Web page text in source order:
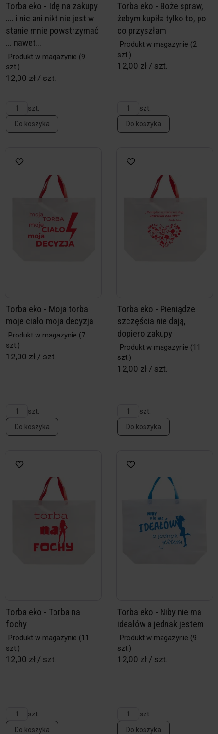
Torba eko - Idę na zakupy
.... i nic ani nikt nie jest w
stanie mnie powstrzymać
... nawet...
Produkt w magazynie (9
szt.)
12,00 zł / szt.
szt.
Do koszyka
Torba eko - Boże spraw,
żebym kupiła tylko to, po
co przyszłam
Produkt w magazynie (2
szt.)
12,00 zł / szt.
szt.
Do koszyka
Torba eko - Moja torba
moje ciało moja decyzja
Produkt w magazynie (7
szt.)
12,00 zł / szt.
szt.
Do koszyka
Torba eko - Pieniądze
szczęścia nie dają,
dopiero zakupy
Produkt w magazynie (11
szt.)
12,00 zł / szt.
szt.
Do koszyka
Torba eko - Torba na
fochy
Produkt w magazynie (11
szt.)
12,00 zł / szt.
szt.
Do koszyka
Torba eko - Niby nie ma
ideałów a jednak jestem
Produkt w magazynie (9
szt.)
12,00 zł / szt.
szt.
Do koszyka